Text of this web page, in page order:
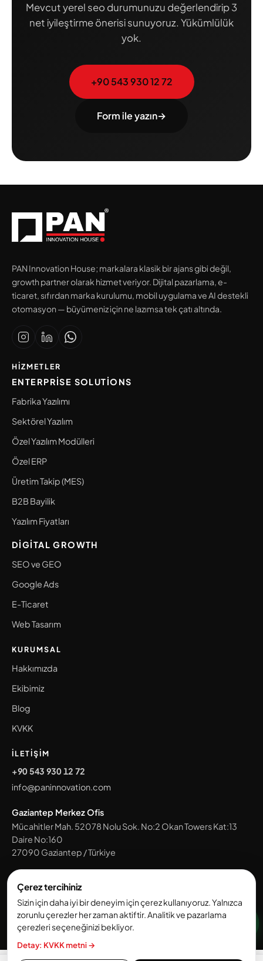
Mevcut yerel seo durumunuzu değerlendirip 3
net iyileştirme önerisi sunuyoruz. Yükümlülük
yok.
+90 543 930 12 72
Form ile yazın→
PAN Innovation House; markalara klasik bir ajans gibi değil,
growth partner olarak hizmet veriyor. Dijital pazarlama, e-
ticaret, sıfırdan marka kurulumu, mobil uygulama ve AI destekli
otomasyon — büyümeniz için ne lazımsa tek çatı altında.
HIZMETLER
ENTERPRISE SOLUTIONS
Fabrika Yazılımı
Sektörel Yazılım
Özel Yazılım Modülleri
Özel ERP
Üretim Takip (MES)
B2B Bayilik
Yazılım Fiyatları
DIGITAL GROWTH
SEO ve GEO
Google Ads
E-Ticaret
Web Tasarım
KURUMSAL
Hakkımızda
Ekibimiz
Blog
KVKK
İLETIŞIM
+90 543 930 12 72
info@paninnovation.com
Gaziantep Merkez Ofis
Mücahitler Mah. 52078 Nolu Sok. No:2 Okan Towers Kat:13
Daire No:160
27090 Gaziantep /Türkiye
Tüm ofislerimizi gör →
© 2026 Pan Innovation House. Tüm hakları saklıdır.
KVKK ve Aydınlatma Metni ·Çerez Politikası
Çerez tercihiniz
Sizin için daha iyi bir deneyim için çerez kullanıyoruz. Yalnızca
zorunlu çerezler her zaman aktiftir. Analitik ve pazarlama
çerezleri seçeneğinizi bekliyor.
Detay: KVKK metni →